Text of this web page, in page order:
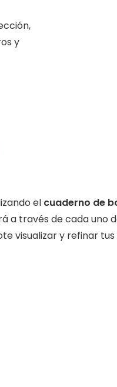
y
el cuaderno de
a través de cada uno
visualizar y refinar